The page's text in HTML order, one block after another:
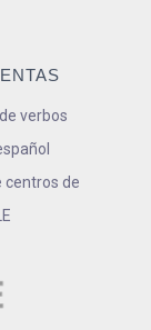
verbos
centros de